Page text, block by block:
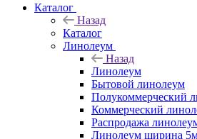
Каталог
Назад
Каталог
Линолеум
Назад
Линолеум
Бытовой линолеум
Полукоммерческий
Коммерческий
Распродажа
Линолеум ширина